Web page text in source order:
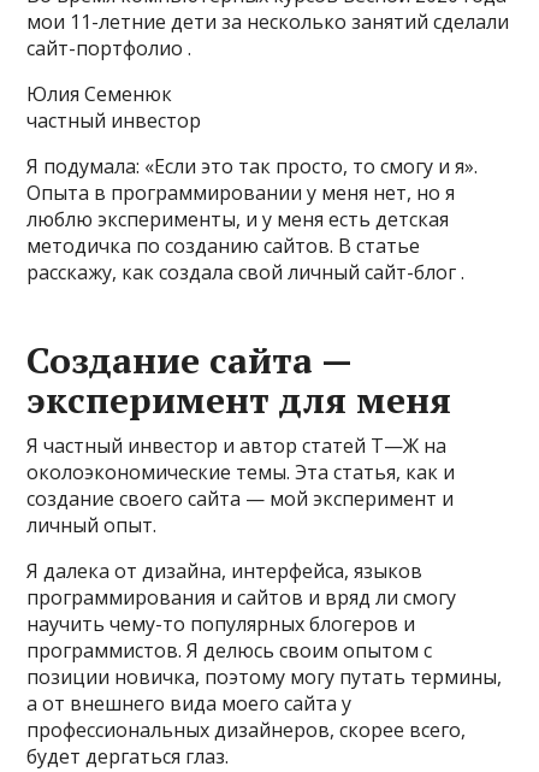
мои 11-летние дети за несколько занятий сделали
сайт-портфолио .
Юлия Семенюк
частный инвестор
Я подумала: «Если это так просто, то смогу и я».
Опыта в программировании у меня нет, но я
люблю эксперименты, и у меня есть детская
методичка по созданию сайтов. В статье
расскажу, как создала свой личный сайт-блог .
Создание сайта —
эксперимент для меня
Я частный инвестор и автор статей Т⁠—⁠Ж на
околоэкономические темы. Эта статья, как и
создание своего сайта — мой эксперимент и
личный опыт.
Я далека от дизайна, интерфейса, языков
программирования и сайтов и вряд ли смогу
научить чему-то популярных блогеров и
программистов. Я делюсь своим опытом с
позиции новичка, поэтому могу путать термины,
а от внешнего вида моего сайта у
профессиональных дизайнеров, скорее всего,
будет дергаться глаз.